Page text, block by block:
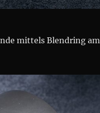
mittels Blendring am